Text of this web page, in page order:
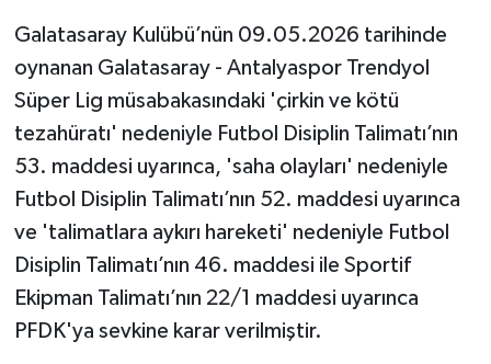
Galatasaray Kulübü’nün 09.05.2026 tarihinde
oynanan Galatasaray - Antalyaspor Trendyol
Süper Lig müsabakasındaki 'çirkin ve kötü
tezahüratı' nedeniyle Futbol Disiplin Talimatı’nın
53. maddesi uyarınca, 'saha olayları' nedeniyle
Futbol Disiplin Talimatı’nın 52. maddesi uyarınca
ve 'talimatlara aykırı hareketi' nedeniyle Futbol
Disiplin Talimatı’nın 46. maddesi ile Sportif
Ekipman Talimatı’nın 22/1 maddesi uyarınca
PFDK'ya sevkine karar verilmiştir.